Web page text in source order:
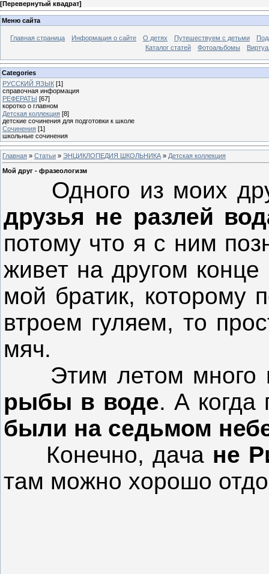
[Перевернутый квадрат]
Меню сайта
Главная страница Информация о сайте О детях Путешествуем с детьми
Каталог статей
Фотоальбомы
Categories
РУССКИЙ ЯЗЫК [1]
справочная информация
РЕФЕРАТЫ [67]
коротко о главном
Детская коллекция [8]
детские сочинения для подготовки к школе
Сочинения [1]
школьные сочинения
Главная » Статьи » ЭНЦИКЛОПЕДИЯ ШКОЛЬНИКА » Детская коллекция
Мой друг - фразеологизм
Одного из моих
друзья не разлей
потому что я с ним
живет на другом
мой братик, которому
втроем гуляем, то
мяч.
Этим летом много
рыбы в воде. А когда
были на седьмом
Конечно, дача не
там можно хорошо